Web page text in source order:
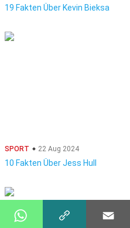
19 Fakten Über Kevin Bieksa
SPORT 22 Aug 2024
10 Fakten Über Jess Hull